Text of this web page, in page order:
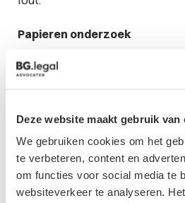
Deze website maakt gebruik van
We gebruiken cookies om het
te verbeteren, content en
om functies voor social media te
websiteverkeer te analyseren.
Papieren onderzoek
De rechtbank acht het niet
eiseres onderzoekt nu in deze
In dit geval laat de rechtbank het
over of hij voor zijn onderzoek
zien of onderzoeken.
Conclusie